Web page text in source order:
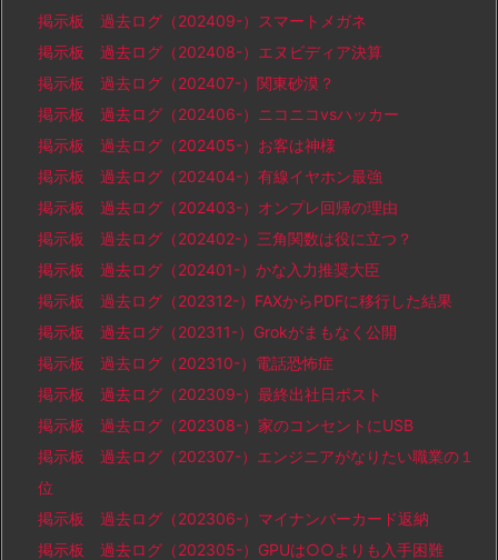
掲示板 過去ログ（202409-）スマートメガネ
掲示板 過去ログ（202408-）エヌビディア決算
掲示板 過去ログ（202407-）関東砂漠？
掲示板 過去ログ（202406-）ニコニコvsハッカー
掲示板 過去ログ（202405-）お客は神様
掲示板 過去ログ（202404-）有線イヤホン最強
掲示板 過去ログ（202403-）オンプレ回帰の理由
掲示板 過去ログ（202402-）三角関数は役に立つ？
掲示板 過去ログ（202401-）かな入力推奨大臣
掲示板 過去ログ（202312-）FAXからPDFに移行した結果
掲示板 過去ログ（202311-）Grokがまもなく公開
掲示板 過去ログ（202310-）電話恐怖症
掲示板 過去ログ（202309-）最終出社日ポスト
掲示板 過去ログ（202308-）家のコンセントにUSB
掲示板 過去ログ（202307-）エンジニアがなりたい職業の１
位
掲示板 過去ログ（202306-）マイナンバーカード返納
掲示板 過去ログ（202305-）GPUは○○よりも入手困難